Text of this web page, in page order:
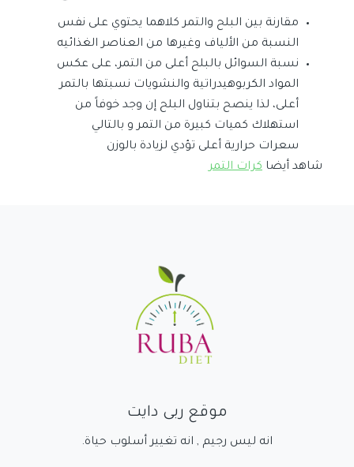
مقارنة بين البلح والتمر كلاهما يحتوي على نفس
النسبة من الألياف وغيرها من العناصر الغذائيه
نسبة السوائل بالبلح أعلى من التمر، على عكس
المواد الكربوهيدراتية والنشويات نسبتها بالتمر
أعلى، لذا ينصح بتناول البلح إن وجد خوفاً من
استهلاك كميات كبيرة من التمر و بالتالي
سعرات حرارية أعلى تؤدي لزيادة بالوزن
شاهد أيضا كرات التمر
موقع ربى دايت
انه ليس رجيم , انه تغيير أسلوب حياة.